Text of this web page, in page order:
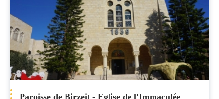
Paroisse de Birzeit - Eglise de l'Immaculée